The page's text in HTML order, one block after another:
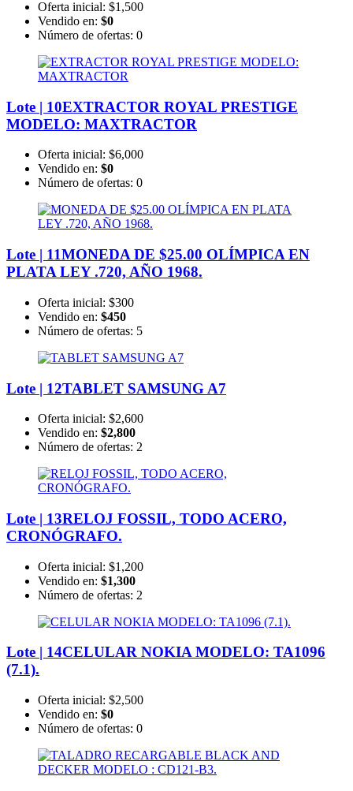
Oferta inicial: $1,500
Vendido en: $0
Número de ofertas: 0
Lote | 10EXTRACTOR ROYAL PRESTIGE
MODELO: MAXTRACTOR
Oferta inicial: $6,000
Vendido en: $0
Número de ofertas: 0
Lote | 11MONEDA DE $25.00 OLÍMPICA EN
PLATA LEY .720, AÑO 1968.
Oferta inicial: $300
Vendido en: $450
Número de ofertas: 5
Lote | 12TABLET SAMSUNG A7
Oferta inicial: $2,600
Vendido en: $2,800
Número de ofertas: 2
Lote | 13RELOJ FOSSIL, TODO ACERO,
CRONÓGRAFO.
Oferta inicial: $1,200
Vendido en: $1,300
Número de ofertas: 2
Lote | 14CELULAR NOKIA MODELO: TA1096
(7.1).
Oferta inicial: $2,500
Vendido en: $0
Número de ofertas: 0